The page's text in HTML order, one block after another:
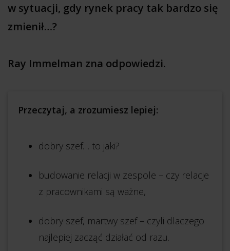
w sytuacji, gdy rynek pracy tak bardzo się
zmienił…?
Ray Immelman zna odpowiedzi.
Przeczytaj, a zrozumiesz lepiej:
dobry szef… to jaki?
budowanie relacji w zespole – czy relacje
z pracownikami są ważne,
dobry szef, martwy szef – czyli dlaczego
najlepiej zacząć działać od razu.